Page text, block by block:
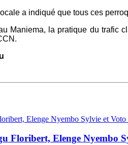
a indiqué que tous ces
Maniema, la pratique du trafic
Floribert, Elenge Nyembo